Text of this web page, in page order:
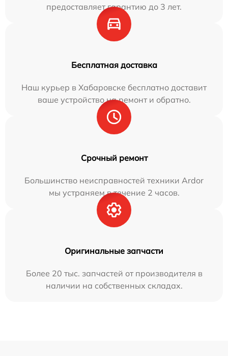
предоставляет гарантию до 3 лет.
Бесплатная доставка
Наш курьер в Хабаровске бесплатно доставит
ваше устройство на ремонт и обратно.
Срочный ремонт
Большинство неисправностей техники Ardor
мы устраняем в течение 2 часов.
Оригинальные запчасти
Более 20 тыс. запчастей от производителя в
наличии на собственных складах.